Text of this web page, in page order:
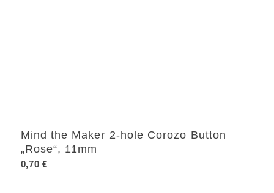
Mind the Maker 2-hole Corozo Button
„Rose“, 11mm
0,70 €